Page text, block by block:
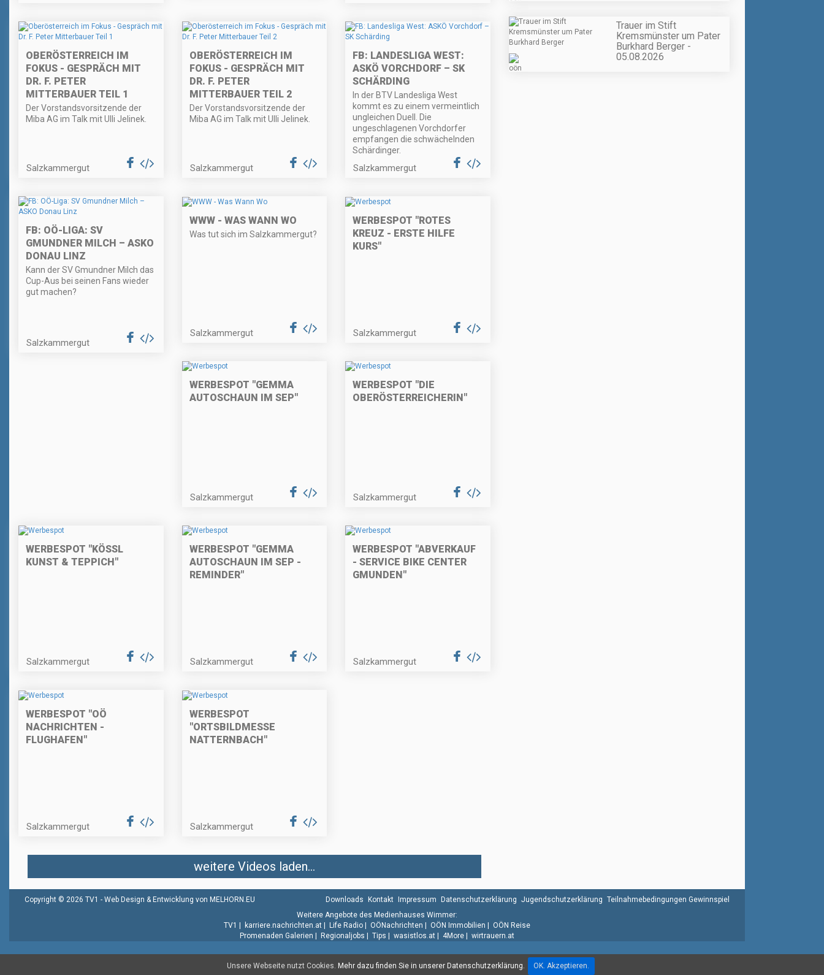
OBERÖSTERREICH IM
FOKUS - GESPRÄCH MIT
DR. F. PETER
MITTERBAUER TEIL 1
Der Vorstandsvorsitzende der
Miba AG im Talk mit Ulli Jelinek.
Salzkammergut
OBERÖSTERREICH IM
FOKUS - GESPRÄCH MIT
DR. F. PETER
MITTERBAUER TEIL 2
Der Vorstandsvorsitzende der
Miba AG im Talk mit Ulli Jelinek.
Salzkammergut
FB: LANDESLIGA WEST:
ASKÖ VORCHDORF – SK
SCHÄRDING
In der BTV Landesliga West
kommt es zu einem vermeintlich
ungleichen Duell. Die
ungeschlagenen Vorchdorfer
empfangen die schwächelnden
Schärdinger.
Salzkammergut
FB: OÖ-LIGA: SV
GMUNDNER MILCH – ASKO
DONAU LINZ
Kann der SV Gmundner Milch das
Cup-Aus bei seinen Fans wieder
gut machen?
Salzkammergut
WWW - WAS WANN WO
Was tut sich im Salzkammergut?
Salzkammergut
WERBESPOT "ROTES
KREUZ - ERSTE HILFE
KURS"
Salzkammergut
WERBESPOT "GEMMA
AUTOSCHAUN IM SEP"
Salzkammergut
WERBESPOT "DIE
OBERÖSTERREICHERIN"
Salzkammergut
WERBESPOT "KÖSSL
KUNST & TEPPICH"
Salzkammergut
WERBESPOT "GEMMA
AUTOSCHAUN IM SEP -
REMINDER"
Salzkammergut
WERBESPOT "ABVERKAUF
- SERVICE BIKE CENTER
GMUNDEN"
Salzkammergut
WERBESPOT "OÖ
NACHRICHTEN -
FLUGHAFEN"
Salzkammergut
WERBESPOT
"ORTSBILDMESSE
NATTERNBACH"
Salzkammergut
weitere Videos laden...
Trauer im Stift
Kremsmünster um Pater
Burkhard Berger -
05.08.2026
Unsere Webseite nutzt Cookies. Mehr dazu finden Sie in unserer Datenschutzerklärung. OK. Akzeptieren.
Copyright © 2026 TV1 - Web Design & Entwicklung von MELHORN.EU Downloads Kontakt Impressum Datenschutzerklärung Jugendschutzerklärung Teilnahmebedingungen Gewinnspiel
Weitere Angebote des Medienhauses Wimmer:
TV1 | karriere.nachrichten.at | Life Radio | OÖNachrichten | OÖN Immobilien | OÖN Reise
Promenaden Galerien | Regionaljobs | Tips | wasistlos.at | 4More | wirtrauern.at